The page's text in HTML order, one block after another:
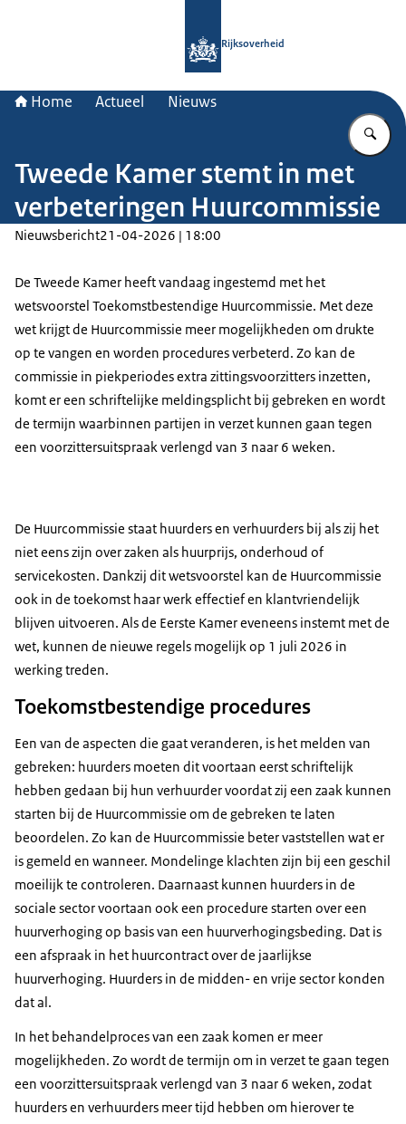
Rijksoverheid
Home Actueel Nieuws
Tweede Kamer stemt in met
verbeteringen Huurcommissie
Nieuwsbericht21-04-2026 | 18:00
De Tweede Kamer heeft vandaag ingestemd met het
wetsvoorstel Toekomstbestendige Huurcommissie. Met deze
wet krijgt de Huurcommissie meer mogelijkheden om drukte
op te vangen en worden procedures verbeterd. Zo kan de
commissie in piekperiodes extra zittingsvoorzitters inzetten,
komt er een schriftelijke meldingsplicht bij gebreken en wordt
de termijn waarbinnen partijen in verzet kunnen gaan tegen
een voorzittersuitspraak verlengd van 3 naar 6 weken.
De Huurcommissie staat huurders en verhuurders bij als zij het
niet eens zijn over zaken als huurprijs, onderhoud of
servicekosten. Dankzij dit wetsvoorstel kan de Huurcommissie
ook in de toekomst haar werk effectief en klantvriendelijk
blijven uitvoeren. Als de Eerste Kamer eveneens instemt met de
wet, kunnen de nieuwe regels mogelijk op 1 juli 2026 in
werking treden.
Toekomstbestendige procedures
Een van de aspecten die gaat veranderen, is het melden van
gebreken: huurders moeten dit voortaan eerst schriftelijk
hebben gedaan bij hun verhuurder voordat zij een zaak kunnen
starten bij de Huurcommissie om de gebreken te laten
beoordelen. Zo kan de Huurcommissie beter vaststellen wat er
is gemeld en wanneer. Mondelinge klachten zijn bij een geschil
moeilijk te controleren. Daarnaast kunnen huurders in de
sociale sector voortaan ook een procedure starten over een
huurverhoging op basis van een huurverhogingsbeding. Dat is
een afspraak in het huurcontract over de jaarlijkse
huurverhoging. Huurders in de midden- en vrije sector konden
dat al.
In het behandelproces van een zaak komen er meer
mogelijkheden. Zo wordt de termijn om in verzet te gaan tegen
een voorzittersuitspraak verlengd van 3 naar 6 weken, zodat
huurders en verhuurders meer tijd hebben om hierover te